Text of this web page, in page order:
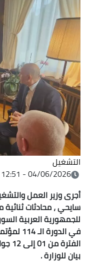
التشغيل
04/06/2026 - 12:51
أجرى وزير العمل
سايحي ، محادثات ثنائية
للجمهورية العربية
في الدورة
بيان للوزارة .